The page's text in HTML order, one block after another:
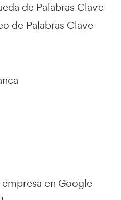
de Palabras Clave
de Palabras Clave
en Google